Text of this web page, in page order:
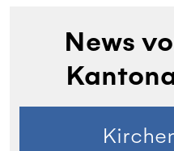
News